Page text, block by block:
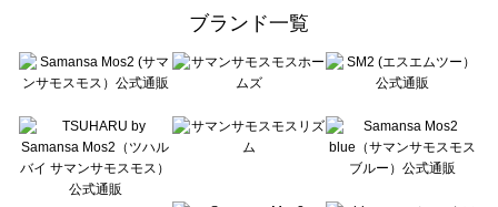
ブランド一覧